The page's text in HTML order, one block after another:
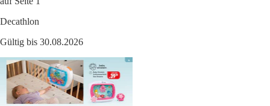
Decathlon
Gültig bis 30.08.2026